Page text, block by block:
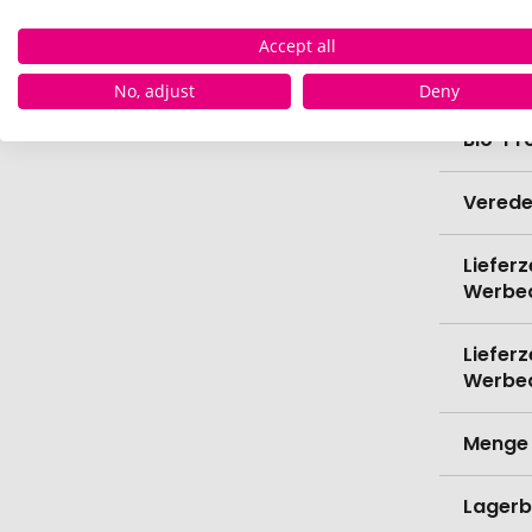
Breite
Bio-
Accept all
No, adjust
Deny